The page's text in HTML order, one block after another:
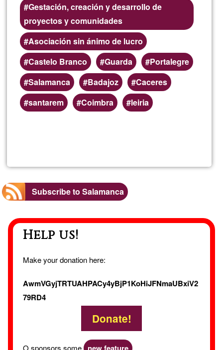
Gestación, creación y desarrollo de
proyectos y comunidades
Asociación sin ánimo de lucro
Castelo Branco
Guarda
Portalegre
Salamanca
Badajoz
Caceres
santarem
Coimbra leiria
Subscribe to Salamanca
Help us!
Make your donation here:
AwmVGyjTRTUAHPACy4yBjP1KoHiJFNmaUBxiV2
79RD4
Donate!
O sponsors some